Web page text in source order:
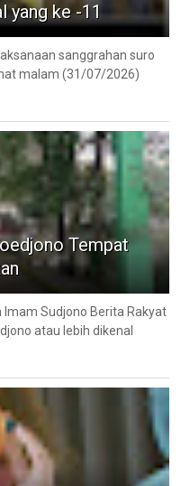
yang ke -11
sanggrahan suro
malam (31/07/2026)
Tempat
Sudjono Berita Rakyat
atau lebih dikenal